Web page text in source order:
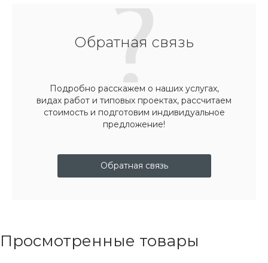
Обратная связь
Подробно расскажем о наших услугах,
видах работ и типовых проектах, рассчитаем
стоимость и подготовим индивидуальное
предложение!
Обратная связь
Просмотренные товары